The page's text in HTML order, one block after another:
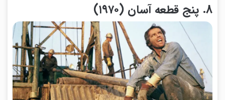
8. پنج قطعه آسان (۱۹۷۰)